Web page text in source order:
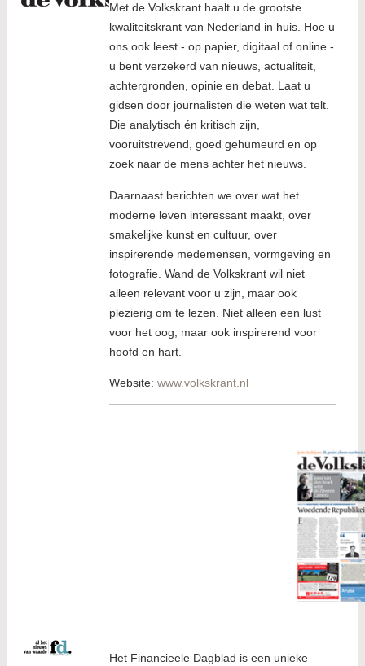
Met de Volkskrant haalt u de grootste
kwaliteitskrant van Nederland in huis. Hoe u
ons ook leest - op papier, digitaal of online -
u bent verzekerd van nieuws, actualiteit,
achtergronden, opinie en debat. Laat u
gidsen door journalisten die weten wat telt.
Die analytisch én kritisch zijn,
vooruitstrevend, goed gehumeurd en op
zoek naar de mens achter het nieuws.
Daarnaast berichten we over wat het
moderne leven interessant maakt, over
smakelijke kunst en cultuur, over
inspirerende medemensen, vormgeving en
fotografie. Wand de Volkskrant wil niet
alleen relevant voor u zijn, maar ook
plezierig om te lezen. Niet alleen een lust
voor het oog, maar ook inspirerend voor
hoofd en hart.
Website: www.volkskrant.nl
Het Financieele Dagblad is een unieke